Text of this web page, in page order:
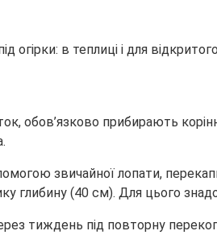
прибирають
звичайної лопати,
глибину (40 см). Для цього
тиждень під повторну